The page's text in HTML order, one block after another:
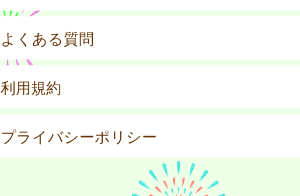
よくある質問
利用規約
プライバシーポリシー